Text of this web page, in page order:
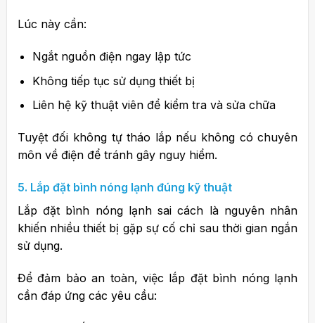
Lúc này cần:
Ngắt nguồn điện ngay lập tức
Không tiếp tục sử dụng thiết bị
Liên hệ kỹ thuật viên để kiểm tra và sửa chữa
Tuyệt đối không tự tháo lắp nếu không có chuyên
môn về điện để tránh gây nguy hiểm.
5. Lắp đặt bình nóng lạnh đúng kỹ thuật
Lắp đặt bình nóng lạnh sai cách là nguyên nhân
khiến nhiều thiết bị gặp sự cố chỉ sau thời gian ngắn
sử dụng.
Để đảm bảo an toàn, việc lắp đặt bình nóng lạnh
cần đáp ứng các yêu cầu: